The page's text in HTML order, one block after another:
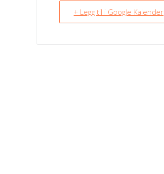
+ Legg til i Google Kalender